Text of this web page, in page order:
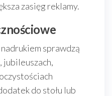
zasięg reklamy.
sprawdzą
jubileuszach,
do stołu lub